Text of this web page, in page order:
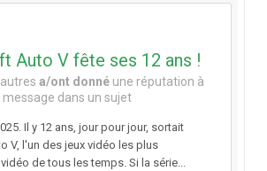
Auto V fête ses 12 ans !
a/ont donné une réputation à
message dans un sujet
Il y 12 ans, jour pour jour, sortait
V, l'un des jeux vidéo les plus
de tous les temps. Si la série...